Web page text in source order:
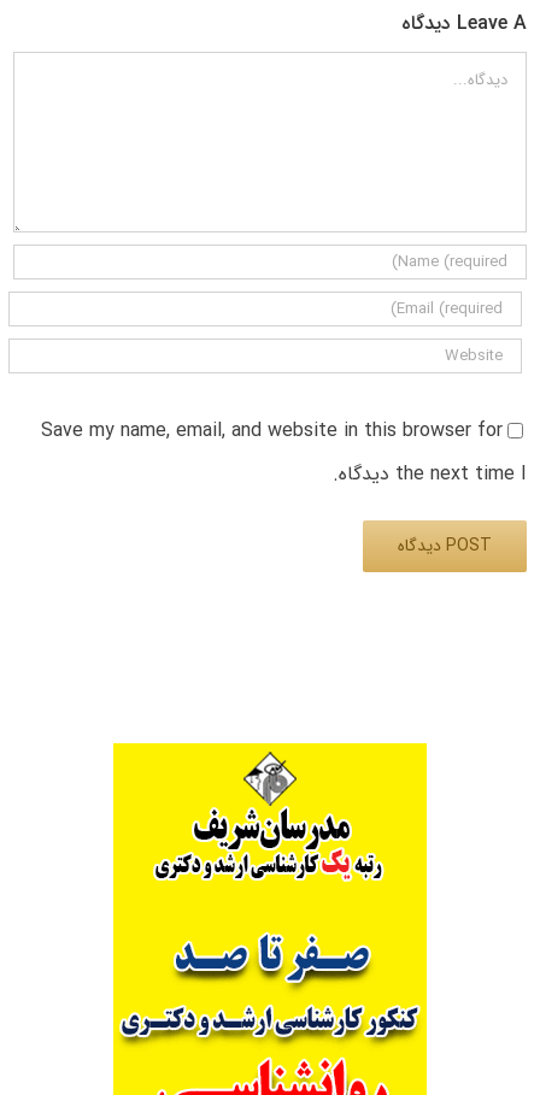
Leave A دیدگاه
دیدگاه
Save my name, email, and website in this browser for
the next time I دیدگاه.